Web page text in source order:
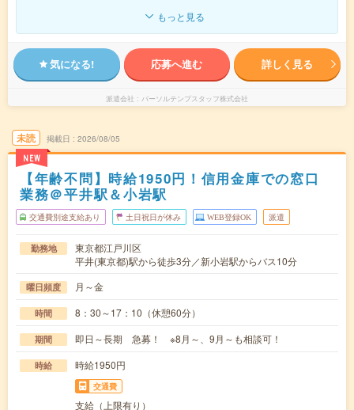
もっと見る
気になる! 応募へ進む 詳しく見る
派遣会社 パーソルテンプスタッフ株式会社
未読
NEW
掲載日 2026/08/05
【年齢不問】時給1950円！信用金庫での窓口
業務＠平井駅＆小岩駅
交通費別途支給あり 土日祝日が休み WEB登録OK 派遣
勤務地
東京都江戸川区
平井(東京都)駅から徒歩3分／新小岩駅からバス10分
曜日頻度 月～金
時間 8：30～17：10（休憩60分）
期間 即日～長期 急募！ ※8月～、9月～も相談可！
時給 時給1950円
交通費
支給（上限有り）